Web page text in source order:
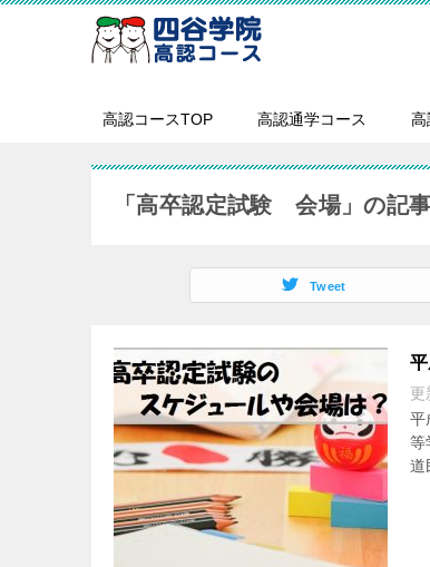
高認コースTOP 高認通学コース 高
「高卒認定試験 会場」の記
Tweet
更
平
等
道